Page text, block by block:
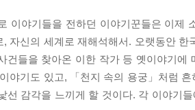
이야기들을 전하던 이야기꾼들은 이제
, 자신의 세계로 재해석해서. 오랫동안
건들을 찾아온 이한 작가 등 옛이야기
야기도 있고, 「천지 속의 용궁」처럼
선 감각을 느끼게 할 것이다. 각 이야기